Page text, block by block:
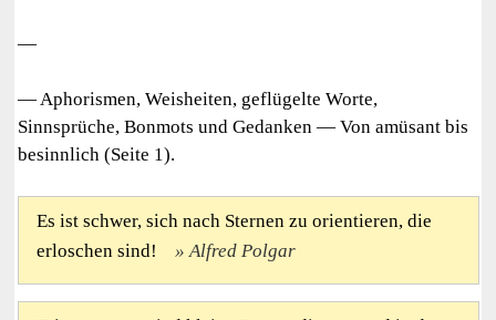
—
— Aphorismen, Weisheiten, geflügelte Worte,
Sinnsprüche, Bonmots und Gedanken — Von amüsant bis
besinnlich (Seite 1).
Es ist schwer, sich nach Sternen zu orientieren, die
erloschen sind!
Alfred Polgar